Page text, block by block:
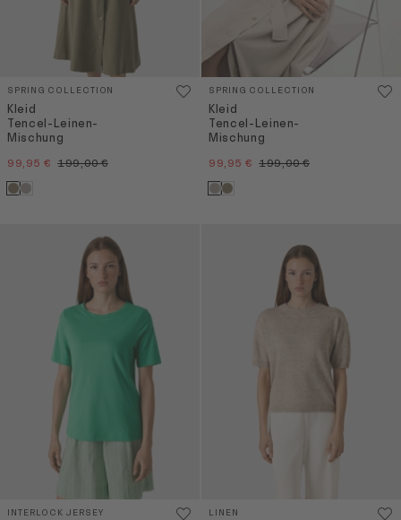
SPRING COLLECTION
Kleid
Tencel-Leinen-
Mischung
99,95 € 199,00 €
SPRING COLLECTION
Kleid
Tencel-Leinen-
Mischung
99,95 € 199,00 €
INTERLOCK JERSEY LINEN